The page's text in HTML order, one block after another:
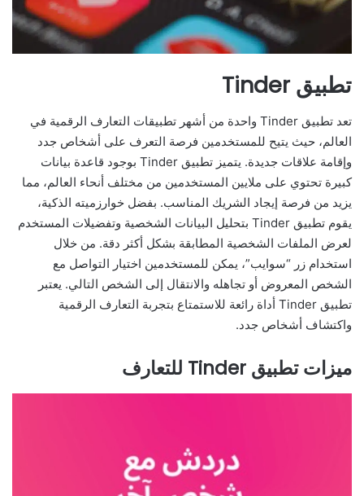
تطبيق Tinder
تعد تطبيق Tinder واحدة من أشهر تطبيقات التعارف الرقمية في
العالم، حيث يتيح للمستخدمين فرصة التعرف على أشخاص جدد
وإقامة علاقات جديدة. يتميز تطبيق Tinder بوجود قاعدة بيانات
كبيرة تحتوي على ملايين المستخدمين من مختلف أنحاء العالم، مما
يزيد من فرصة إيجاد الشريك المناسب. بفضل خوارزميته الذكية،
يقوم تطبيق Tinder بتحليل البيانات الشخصية وتفضيلات المستخدم
لعرض الملفات الشخصية المطابقة بشكل أكثر دقة. من خلال
استخدام زر “سوايب”، يمكن للمستخدمين اختيار التواصل مع
الشخص المعروض أو تجاهله والانتقال إلى الشخص التالي. يعتبر
تطبيق Tinder أداة رائعة للاستمتاع بتجربة التعارف الرقمية
واكتشاف أشخاص جدد.
ميزات تطبيق Tinder للتعارف